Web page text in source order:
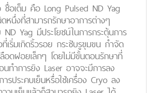
ชื่อเต็ม คือ Long Pulsed ND Yag
หนึ่งที่สามารถรักษาอาการต่างๆ
ND Yag มีประโยชน์ในการกระตุ้นการ
เริ่มเกิดริ้วรอย กระชับรูขุมขน กำจัด
อดฝอยเล็กๆ โดยไม่มีขั้นตอนรักษาที่
ทำการยิง Laser อาจจะมีการลง
รประคบเย็นหรื่อใช้เครื่อง Cryo ลง